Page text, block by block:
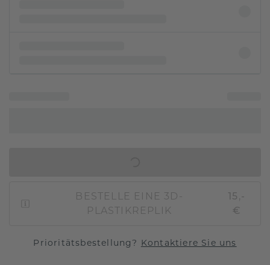
BESTELLE EINE 3D-
PLASTIKREPLIK
15,-
€
Prioritätsbestellung? Kontaktiere Sie uns